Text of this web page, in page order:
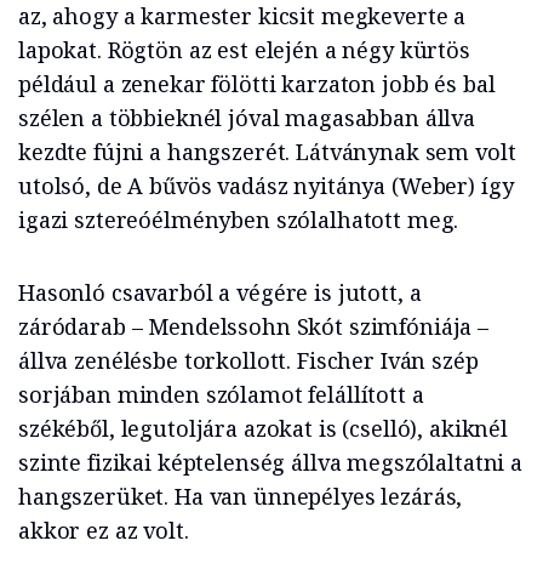
az, ahogy a karmester kicsit megkeverte a
lapokat. Rögtön az est elején a négy kürtös
például a zenekar fölötti karzaton jobb és bal
szélen a többieknél jóval magasabban állva
kezdte fújni a hangszerét. Látványnak sem volt
utolsó, de A bűvös vadász nyitánya (Weber) így
igazi sztereóélményben szólalhatott meg.
Hasonló csavarból a végére is jutott, a
záródarab – Mendelssohn Skót szimfóniája –
állva zenélésbe torkollott. Fischer Iván szép
sorjában minden szólamot felállított a
székéből, legutoljára azokat is (cselló), akiknél
szinte fizikai képtelenség állva megszólaltatni a
hangszerüket. Ha van ünnepélyes lezárás,
akkor ez az volt.